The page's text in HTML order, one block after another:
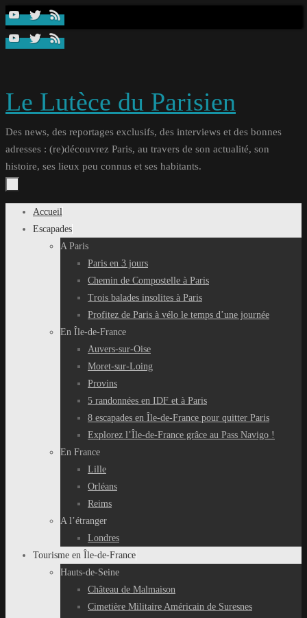
Passer
contenu
Le Lutèce du Parisien
Des news, des reportages exclusifs, des interviews et des bonnes
adresses : (re)découvrez Paris, au travers de son actualité, son
histoire, ses lieux peu connus et ses habitants.
Passer
Accueil
Escapades
A Paris
Paris en 3 jours
Chemin de Compostelle à Paris
Trois balades insolites à Paris
Profitez de Paris à vélo le temps d’une journée
En Île-de-France
Auvers-sur-Oise
Moret-sur-Loing
Provins
5 randonnées en IDF et à Paris
8 escapades en Île-de-France pour quitter Paris
Explorez l’Île-de-France grâce au Pass Navigo !
En France
Lille
Orléans
Reims
A l’étranger
Londres
Tourisme en Île-de-France
Hauts-de-Seine
Château de Malmaison
Cimetière Militaire Américain de Suresnes